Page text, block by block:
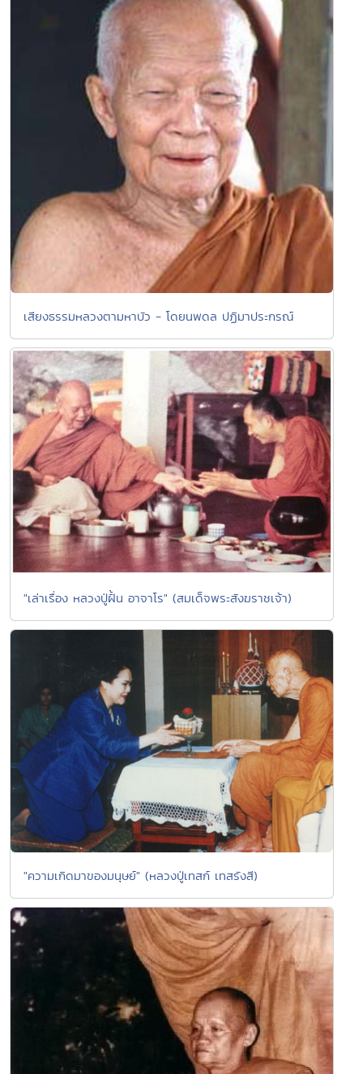
เสียงธรรมหลวงตามหาบัว - โดยนพดล ปฏิมาประกรณ์
"เล่าเรื่อง หลวงปู่ฝั้น อาจาโร" (สมเด็จพระสังฆราชเจ้า)
"ความเกิดมาของมนุษย์" (หลวงปู่เทสก์ เทสรังสี)